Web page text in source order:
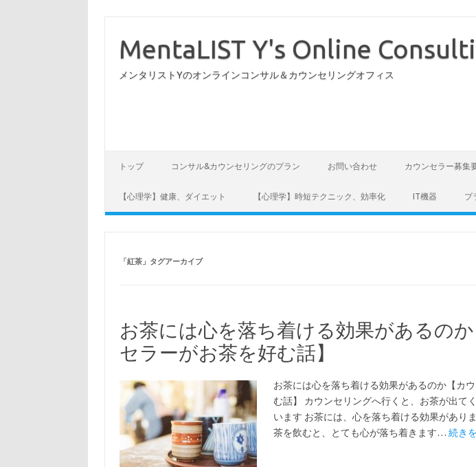
MentaLIST Y's Online
メンタリストYのオンラインコンサル＆カウンセリングオフィス
トップ コンサル&カウンセリングのプラン お問い合わせ カウンセラー募集
【心理学】健康、ダイエット 【心理学】時短テクニック、効率化 IT機器 プ
「紅茶」タグアーカイブ
お茶には心を落ち着ける効果があるの
セラーがお茶を好む話】
お茶には心を落ち着ける効果があるのか【カ
む話】 カウンセリングへ行くと、お茶が出て
います お茶には、心を落ち着ける効果があり
茶を飲むと、とても心が落ち着きます… 続き